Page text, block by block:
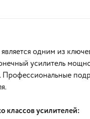
одним из
усилитель
классов усилителей: